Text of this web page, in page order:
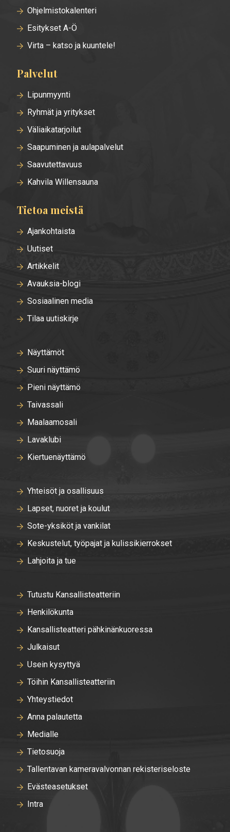
Ohjelmistokalenteri
Esitykset A-Ö
Virta – katso ja kuuntele!
Palvelut
Lipunmyynti
Ryhmät ja yritykset
Väliaikatarjoilut
Saapuminen ja aulapalvelut
Saavutettavuus
Kahvila Willensauna
Tietoa meistä
Ajankohtaista
Uutiset
Artikkelit
Avauksia-blogi
Sosiaalinen media
Tilaa uutiskirje
Näyttämöt
Suuri näyttämö
Pieni näyttämö
Taivassali
Maalaamosali
Lavaklubi
Kiertuenäyttämö
Yhteisöt ja osallisuus
Lapset, nuoret ja koulut
Sote-yksiköt ja vankilat
Keskustelut, työpajat ja kulissikierrokset
Lahjoita ja tue
Tutustu Kansallisteatteriin
Henkilökunta
Kansallisteatteri pähkinänkuoressa
Julkaisut
Usein kysyttyä
Töihin Kansallisteatteriin
Yhteystiedot
Anna palautetta
Medialle
Tietosuoja
Tallentavan kameravalvonnan rekisteriseloste
Evästeasetukset
Intra